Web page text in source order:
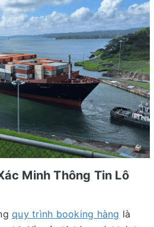
Minh Thông Tin Lô
quy trình booking hàng là